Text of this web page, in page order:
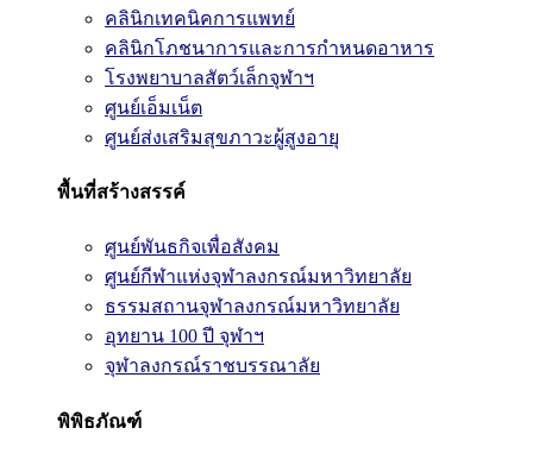
คลินิกเทคนิคการแพทย์
คลินิกโภชนาการและการกำหนดอาหาร
โรงพยาบาลสัตว์เล็กจุฬาฯ
ศูนย์เอ็มเน็ต
ศูนย์ส่งเสริมสุขภาวะผู้สูงอายุ
พื้นที่สร้างสรรค์
ศูนย์พันธกิจเพื่อสังคม
ศูนย์กีฬาแห่งจุฬาลงกรณ์มหาวิทยาลัย
ธรรมสถานจุฬาลงกรณ์มหาวิทยาลัย
อุทยาน 100 ปี จุฬาฯ
จุฬาลงกรณ์ราชบรรณาลัย
พิพิธภัณฑ์